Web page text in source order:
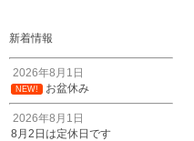
新着情報
2026年8月1日
NEW! お盆休み
2026年8月1日
8月2日は定休日です